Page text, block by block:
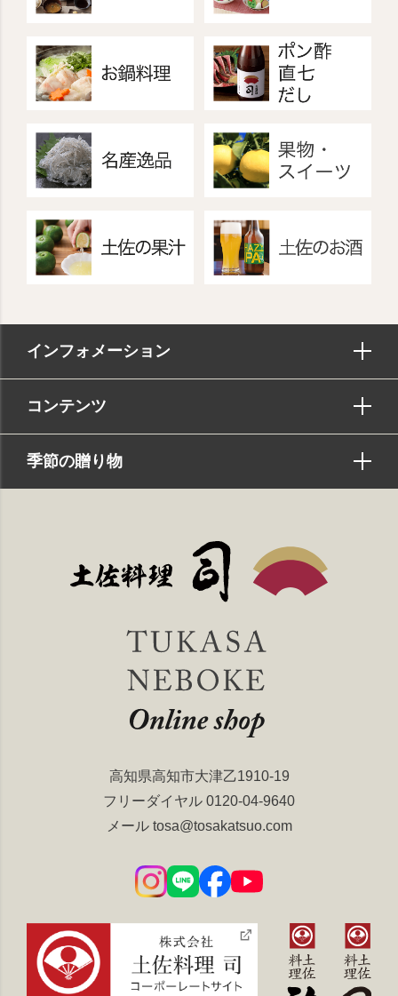
インフォメーション
コンテンツ
季節の贈り物
高知県高知市大津乙1910-19
フリーダイヤル 0120-04-9640
メール tosa@tosakatsuo.com